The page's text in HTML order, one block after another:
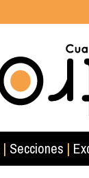
| Secciones |